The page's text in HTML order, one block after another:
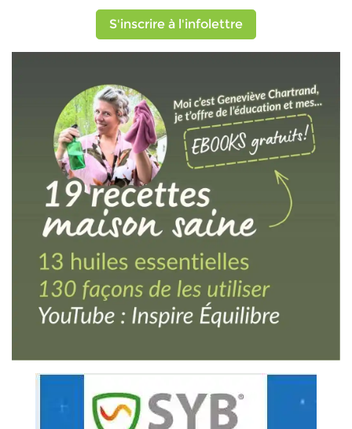
S'inscrire à l'infolettre